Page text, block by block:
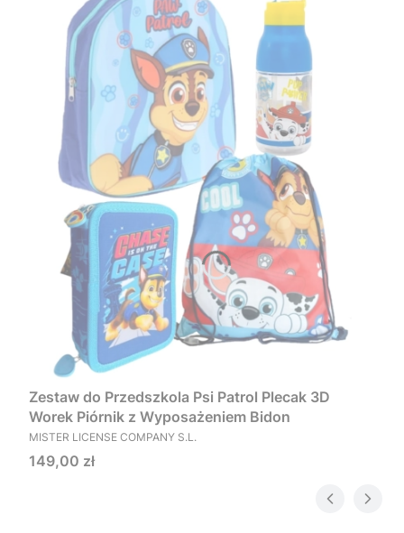
Zestaw do Przedszkola Psi Patrol Plecak 3D
Worek Piórnik z Wyposażeniem Bidon
PRODUCENT
MISTER LICENSE COMPANY S.L.
Cena
149,00 zł